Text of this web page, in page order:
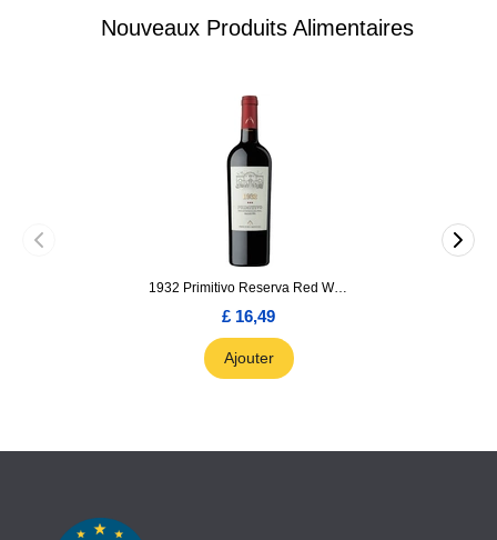
Nouveaux Produits Alimentaires
1932 Primitivo Reserva Red Wine 75cl
£ 16,49
Ajouter